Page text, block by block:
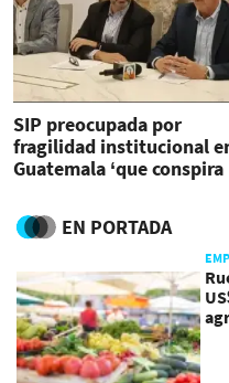
SIP preocupada por
fragilidad institucional
Guatemala ‘que conspira
prensa’
EN PORTADA